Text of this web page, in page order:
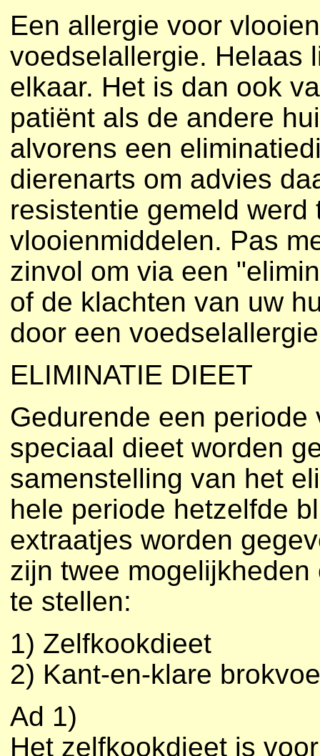
Een allergie voor
voedselallergie. Helaas
elkaar. Het is dan ook
patiënt als de andere
alvorens een
dierenarts om advies
resistentie gemeld
vlooienmiddelen. Pas
zinvol om via een
of de klachten van uw
door een
ELIMINATIE DIEET
Gedurende een
speciaal dieet worden
samenstelling van het
hele periode hetzelfde
extraatjes worden
zijn twee
te stellen:
1) Zelfkookdieet
2) Kant-en-klare
Ad 1)
Het zelfkookdieet is